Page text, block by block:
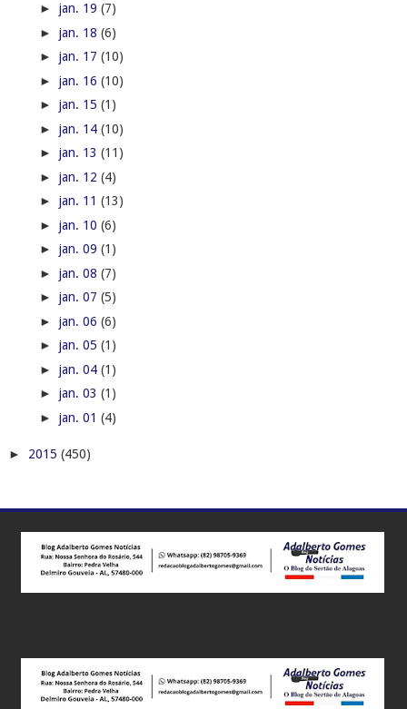
► jan. 19 (7)
► jan. 18 (6)
► jan. 17 (10)
► jan. 16 (10)
► jan. 15 (1)
► jan. 14 (10)
► jan. 13 (11)
► jan. 12 (4)
► jan. 11 (13)
► jan. 10 (6)
► jan. 09 (1)
► jan. 08 (7)
► jan. 07 (5)
► jan. 06 (6)
► jan. 05 (1)
► jan. 04 (1)
► jan. 03 (1)
► jan. 01 (4)
► 2015 (450)